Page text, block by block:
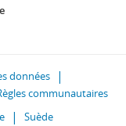
données
communautaires
Suède